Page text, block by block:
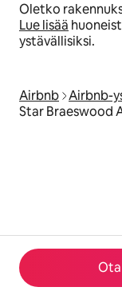
Oletko
Lue lisää
ystävällisiksi.
Airbnb Airbnb-
Star Braeswood